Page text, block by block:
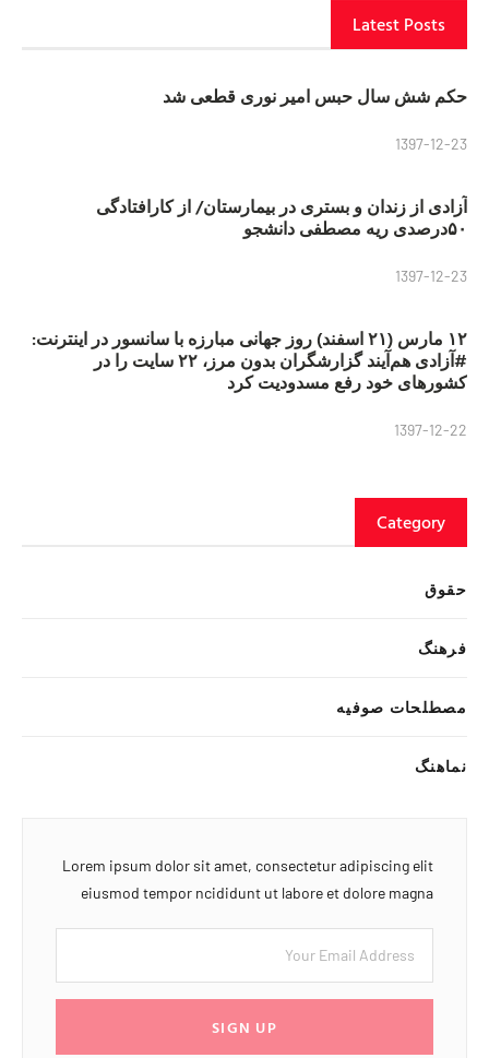
Latest Posts
حکم شش سال حبس امیر نوری قطعی شد
1397-12-23
آزادی از زندان و بستری در بیمارستان/ از کارافتادگی
۵۰درصدی ریه مصطفی دانشجو
1397-12-23
۱۲ مارس (۲۱ اسفند) روز جهانی مبارزه با سانسور در اینترنت:
#آزادی هم‌آیند گزارشگران‌ بدون مرز، ۲۲ سایت را در
کشورهای خود رفع مسدودیت کرد
1397-12-22
Category
حقوق
فرهنگ
مصطلحات صوفیه
نماهنگ
Lorem ipsum dolor sit amet, consectetur adipiscing elit
eiusmod tempor ncididunt ut labore et dolore magna
SIGN UP